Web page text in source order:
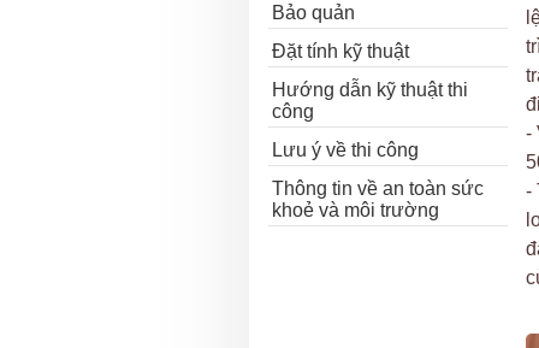
Bảo quản
Đặt tính kỹ thuật
Hướng dẫn kỹ thuật thi
công
Lưu ý về thi công
Thông tin về an toàn sức
khoẻ và môi trường
-
-